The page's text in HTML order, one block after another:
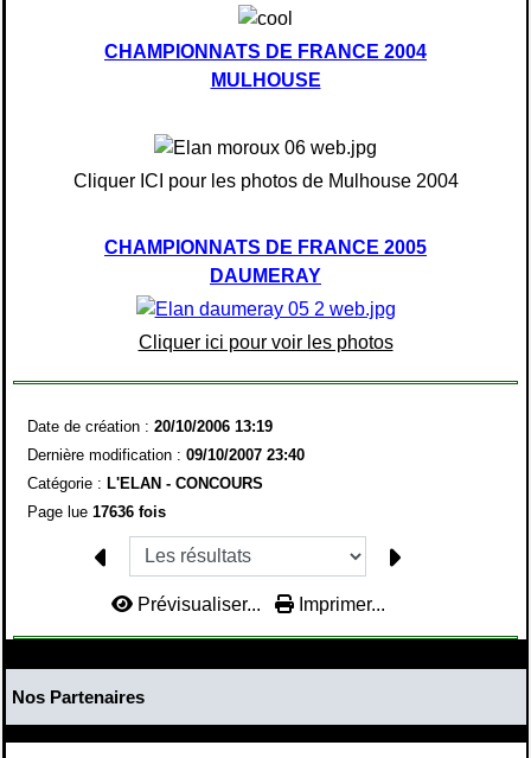
CHAMPIONNATS DE FRANCE 2004
MULHOUSE
Cliquer ICI pour les photos de Mulhouse 2004
CHAMPIONNATS DE FRANCE 2005
DAUMERAY
Cliquer ici pour voir les photos
Date de création : 20/10/2006 13:19
Dernière modification : 09/10/2007 23:40
Catégorie : L'ELAN - CONCOURS
Page lue 17636 fois
Prévisualiser... Imprimer...
Nos Partenaires